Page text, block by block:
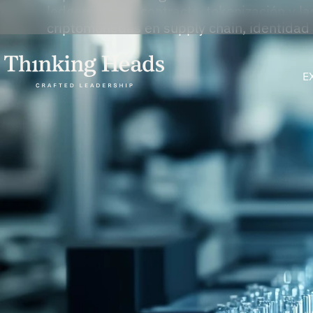
ledgers, smart contracts, tokenización y
criptomonedas en supply chain, identidad